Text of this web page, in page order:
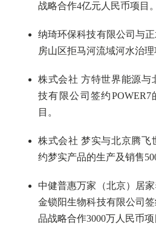
战略合作4亿元人民币项目。
纳琦环保科技有限公司与
房山区拒马河流域河水治理
株式会社 方特世界能源与
技有限公司签约
目。
株式会社 梦实与北京腾飞
约梦实产品的生产及销售
中健普惠万家（北京）居
金锁阳生物科技有限公司
品战略合作3000万人民币项